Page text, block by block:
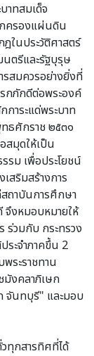
าทสมเด็จ
ครองแผ่นดิน
ในประวัติศาสตร์
ตรีและรัฐบุรุษ
รสมควรอย่างยิ่งที่
กภักดีต่อพระองค์
การะแด่พระบาท
ธศักราช ๒๕๓๑
สมุดให้เป็น
รม เพื่อประโยชน์
สริมสร้างการ
ถาบันการศึกษา
จึงหมอบหมายให้
ร่วมกับ กระทรวง
ระจำภาคขึ้น 2
ระราชทาน
มังคลาภิเษก
จันทบุรี" และมอบ
ทุกสารทิศที่ได้